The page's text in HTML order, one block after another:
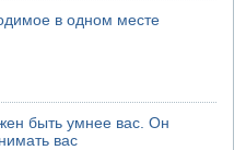
в одном месте
быть умнее вас. Он
вас